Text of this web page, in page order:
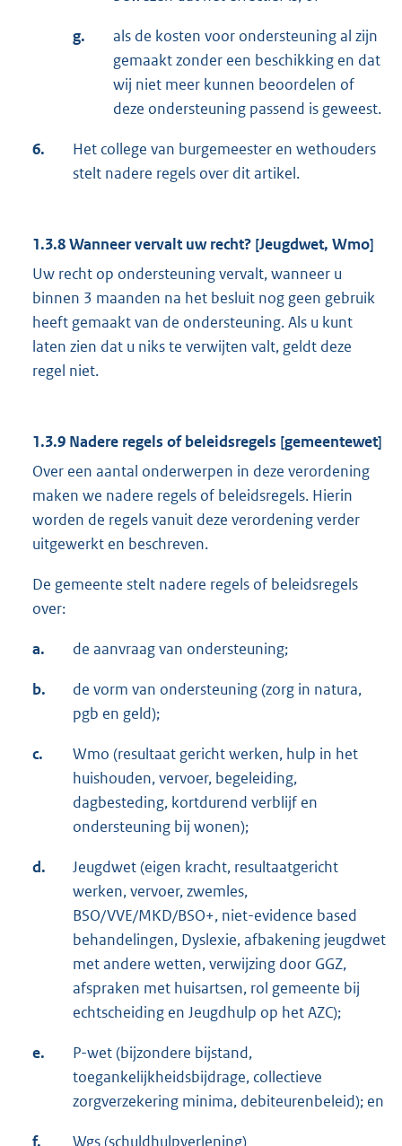
g.
als de kosten voor ondersteuning al zijn
gemaakt zonder een beschikking en dat
wij niet meer kunnen beoordelen of
deze ondersteuning passend is geweest.
6.
Het college van burgemeester en wethouders
stelt nadere regels over dit artikel.
1.3.8 Wanneer vervalt uw recht? [Jeugdwet, Wmo]
Uw recht op ondersteuning vervalt, wanneer u
binnen 3 maanden na het besluit nog geen gebruik
heeft gemaakt van de ondersteuning. Als u kunt
laten zien dat u niks te verwijten valt, geldt deze
regel niet.
1.3.9 Nadere regels of beleidsregels [gemeentewet]
Over een aantal onderwerpen in deze verordening
maken we nadere regels of beleidsregels. Hierin
worden de regels vanuit deze verordening verder
uitgewerkt en beschreven.
De gemeente stelt nadere regels of beleidsregels
over:
a. de aanvraag van ondersteuning;
b.
de vorm van ondersteuning (zorg in natura,
pgb en geld);
c.
Wmo (resultaat gericht werken, hulp in het
huishouden, vervoer, begeleiding,
dagbesteding, kortdurend verblijf en
ondersteuning bij wonen);
d.
Jeugdwet (eigen kracht, resultaatgericht
werken, vervoer, zwemles,
BSO/VVE/MKD/BSO+, niet-evidence based
behandelingen, Dyslexie, afbakening jeugdwet
met andere wetten, verwijzing door GGZ,
afspraken met huisartsen, rol gemeente bij
echtscheiding en Jeugdhulp op het AZC);
e.
P-wet (bijzondere bijstand,
toegankelijkheidsbijdrage, collectieve
zorgverzekering minima, debiteurenbeleid); en
f. Wgs (schuldhulpverlening)